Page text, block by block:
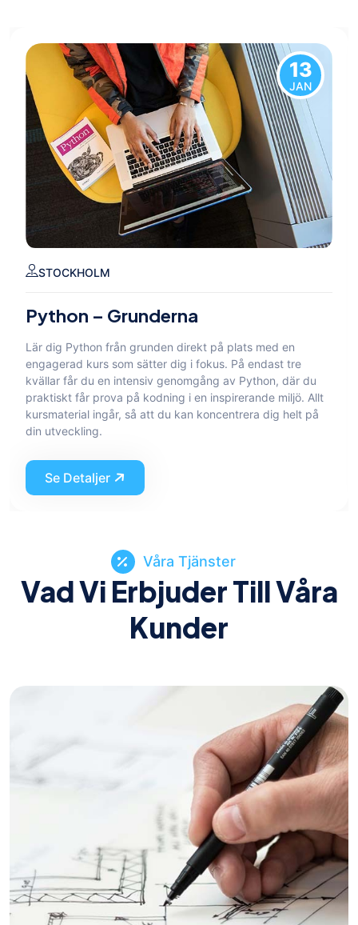
13
JAN
STOCKHOLM
Python – Grunderna
Lär dig Python från grunden direkt på plats med en
engagerad kurs som sätter dig i fokus. På endast tre
kvällar får du en intensiv genomgång av Python, där du
praktiskt får prova på kodning i en inspirerande miljö. Allt
kursmaterial ingår, så att du kan koncentrera dig helt på
din utveckling.
Se Detaljer
Våra Tjänster
Vad Vi Erbjuder Till Våra
Kunder